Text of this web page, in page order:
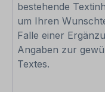
bestehende
um Ihren
Falle einer
Angaben zur
Textes.